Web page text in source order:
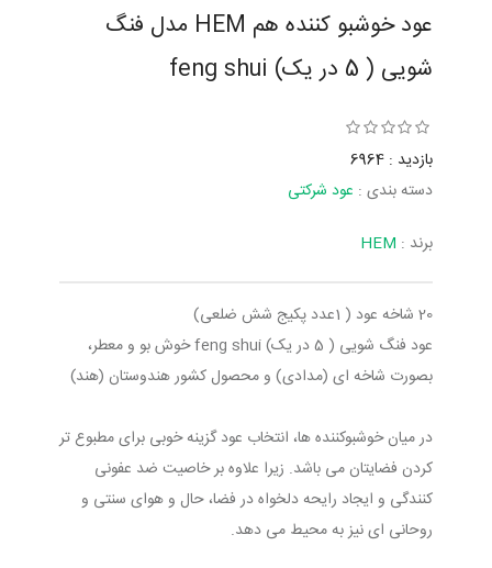
عود خوشبو کننده هم HEM مدل فنگ
شویی ( 5 در یک) feng shui
بازدید : 6964
دسته بندی : عود شرکتی
برند : HEM
20 شاخه عود ( 1عدد پکیج شش ضلعی)
عود فنگ شویی ( 5 در یک) feng shui خوش بو و معطر،
بصورت شاخه ای (مدادی) و محصول کشور هندوستان (هند)
در میان خوشبوکننده ها، انتخاب عود گزینه خوبی برای مطبوع تر
کردن فضایتان می باشد. زیرا علاوه بر خاصیت ضد عفونی
کنندگی و ایجاد رایحه دلخواه در فضا، حال و هوای سنتی و
روحانی ای نیز به محیط می دهد.